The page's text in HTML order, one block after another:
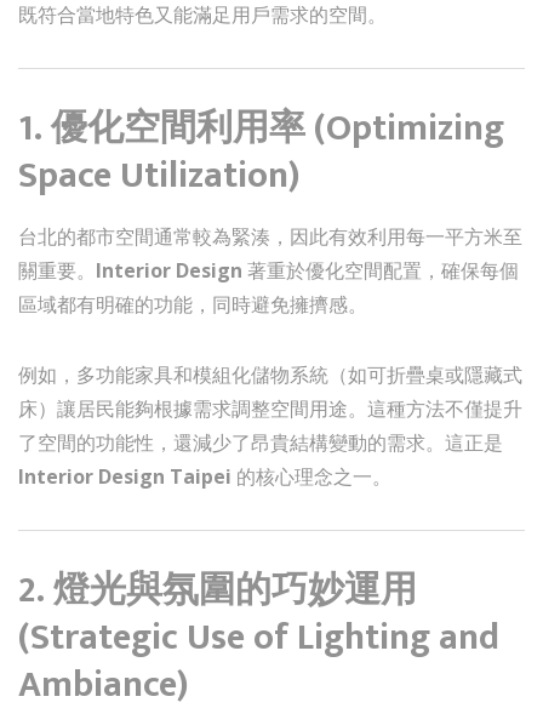
既符合當地特色又能滿足用戶需求的空間。
1. 優化空間利用率 (Optimizing
Space Utilization)
台北的都市空間通常較為緊湊，因此有效利用每一平方米至
關重要。 Interior Design 著重於優化空間配置，確保每個
區域都有明確的功能，同時避免擁擠感。
例如，多功能家具和模組化儲物系統（如可折疊桌或隱藏式
床）讓居民能夠根據需求調整空間用途。這種方法不僅提升
了空間的功能性，還減少了昂貴結構變動的需求。這正是
Interior Design Taipei 的核心理念之一。
2. 燈光與氛圍的巧妙運用
(Strategic Use of Lighting and
Ambiance)